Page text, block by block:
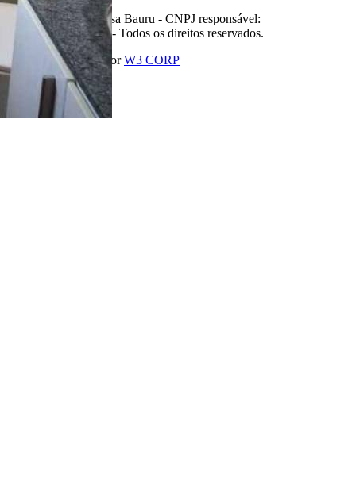
2011-2026 Portal Casa Bauru - CNPJ responsável:
32.709.269/0001-38 - Todos os direitos reservados.
Desenvolvido comporW3 CORP